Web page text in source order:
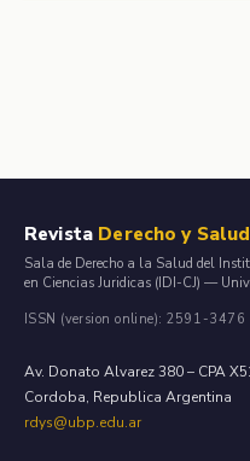
Revista Derecho y Salud
Sala de Derecho a la Salud del
en Ciencias Juridicas (IDI-CJ) —
ISSN (version online): 2591-
Av. Donato Alvarez 380 – CPA
Cordoba, Republica Argentina
rdys@ubp.edu.ar